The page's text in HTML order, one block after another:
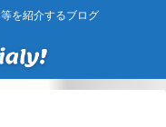
を紹介するブログ